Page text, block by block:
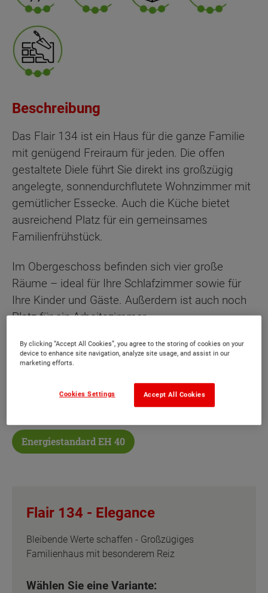
Beschreibung
Das Flair 134 ist ein Haus für die ganze Familie
mit genügend Freiraum für jeden. Die offen
gestaltete Diele führt Sie direkt ins großzügig
angelegte, sonnendurchflutete Wohnzimmer mit
gemütlicher Essecke. Auch die Küche bietet
ausreichend Platz für ein gemeinsames
Familienfrühstück.
Im Obergeschoss befinden sich vier große
Räume – ideal für Ihre Schlafzimmer sowie für
Ihre Kinder und Gäste. Außerdem ist auch noch
Platz für ein Arbeitszimmer.
Das Flair 134 bietet jedem Bewohner seinen
Wohlfühlort, ein großzügiges Familienhaus, mit
dem Sie bleibende Werte schaffen.
Sonderausstattung
Energiestandard EH 40
Flair 134 - Elegance
Bleibende Werte schaffen - Großzügiges
Familienhaus mit besonderem Reiz
Wählen Sie eine Variante:
By clicking “Accept All Cookies”, you agree to the storing of cookies on your
device to enhance site navigation, analyze site usage, and assist in our
marketing efforts.
Accept All Cookies
Cookies Settings